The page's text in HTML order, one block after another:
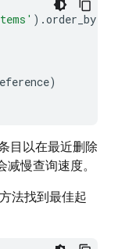
) .order_by
)
目以在最近删除
减慢查询速度。
方法找到最佳起